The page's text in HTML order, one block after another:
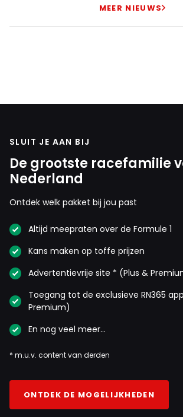
MEER NIEUWS
SLUIT JE AAN BIJ
De grootste racefamilie
Nederland
Ontdek welk pakket bij jou past
Altijd meepraten over de Formule 1
Kans maken op toffe prijzen
Advertentievrije site * (Plus &
Toegang tot de exclusieve RN365
Premium)
En nog veel meer…
* m.u.v. content van derden
ONTDEK DE MOGELIJKHEDEN